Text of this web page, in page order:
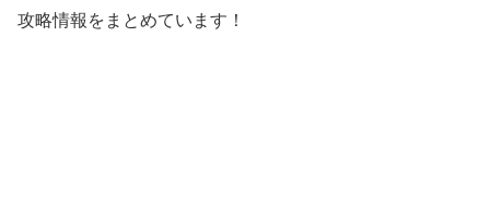
攻略情報をまとめています！